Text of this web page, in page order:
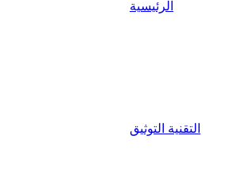
الرئيسية
التقنية التوثيق